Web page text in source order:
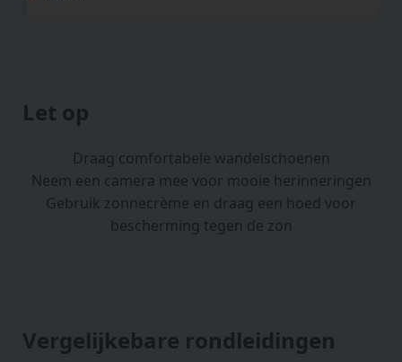
Let op
Draag comfortabele wandelschoenen
Neem een camera mee voor mooie herinneringen
Gebruik zonnecrème en draag een hoed voor
bescherming tegen de zon
Vergelijkebare rondleidingen